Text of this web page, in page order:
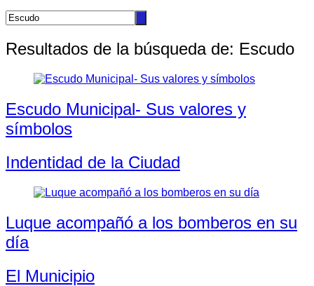
Resultados de la búsqueda de: Escudo
Escudo Municipal- Sus valores y
símbolos
Indentidad de la Ciudad
Luque acompañó a los bomberos en su
día
El Municipio